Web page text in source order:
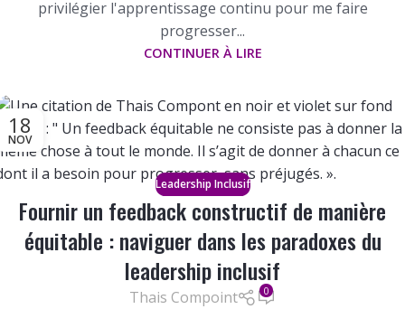
privilégier l'apprentissage continu pour me faire
progresser...
CONTINUER À LIRE
18
NOV
Leadership Inclusif
Fournir un feedback constructif de manière
équitable : naviguer dans les paradoxes du
leadership inclusif
Thais Compoint 0